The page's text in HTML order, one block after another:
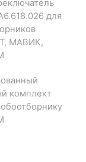
для
МАВИК,
комплект